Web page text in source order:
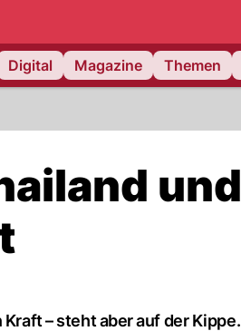
Digital Magazine Themen
und
– steht aber auf der Kippe.